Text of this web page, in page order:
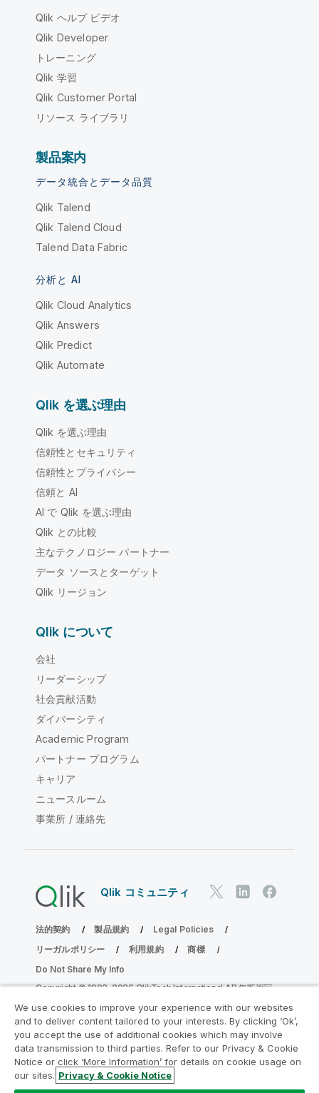
Qlik ヘルプ ビデオ
Qlik Developer
トレーニング
Qlik 学習
Qlik Customer Portal
リソース ライブラリ
製品案内
データ統合とデータ品質
Qlik Talend
Qlik Talend Cloud
Talend Data Fabric
分析と AI
Qlik Cloud Analytics
Qlik Answers
Qlik Predict
Qlik Automate
Qlik を選ぶ理由
Qlik を選ぶ理由
信頼性とセキュリティ
信頼性とプライバシー
信頼と AI
AI で Qlik を選ぶ理由
Qlik との比較
主なテクノロジー パートナー
データ ソースとターゲット
Qlik リージョン
Qlik について
会社
リーダーシップ
社会貢献活動
ダイバーシティ
Academic Program
パートナー プログラム
キャリア
ニュースルーム
事業所 / 連絡先
Qlik コミュニティ
法的契約 製品規約
Legal Policies
リーガルポリシー
利用規約
商標
Do Not Share My Info
Copyright © 1993-2026 QlikTech International AB.無断複写・
分析の近代化プログラムに参加する
分析最新化プログラムにより、重要な QlikView app を危険
We use cookies to improve your experience with our websites
and to deliver content tailored to your interests. By clicking ‘Ok’,
you accept the use of additional cookies which may involve
data transmission to third parties. Refer to our Privacy & Cookie
Notice or click ‘More Information’ for details on cookie usage on
our sites. Privacy & Cookie Notice